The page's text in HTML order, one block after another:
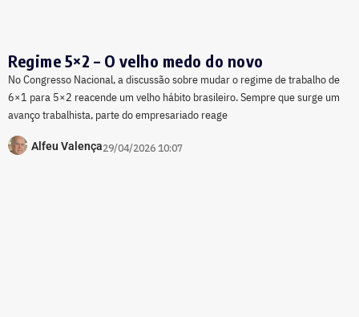
Regime 5×2 – O velho medo do novo
No Congresso Nacional, a discussão sobre mudar o regime de trabalho de
6×1 para 5×2 reacende um velho hábito brasileiro. Sempre que surge um
avanço trabalhista, parte do empresariado reage
Alfeu Valença29/04/2026 10:07